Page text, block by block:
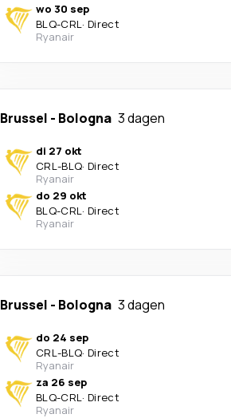
wo 30 sep
BLQ-CRL· Direct
Ryanair
Brussel - Bologna 3 dagen
di 27 okt
CRL-BLQ· Direct
Ryanair
do 29 okt
BLQ-CRL· Direct
Ryanair
Brussel - Bologna 3 dagen
do 24 sep
CRL-BLQ· Direct
Ryanair
za 26 sep
BLQ-CRL· Direct
Ryanair